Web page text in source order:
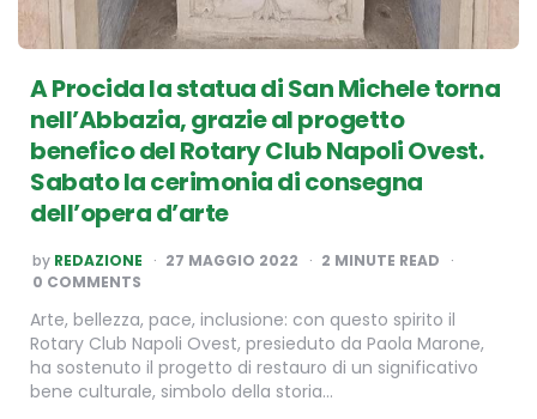
A Procida la statua di San Michele torna
nell’Abbazia, grazie al progetto
benefico del Rotary Club Napoli Ovest.
Sabato la cerimonia di consegna
dell’opera d’arte
POSTED
BY
by REDAZIONE 27 MAGGIO 2022 2 MINUTE READ
0 COMMENTS
Arte, bellezza, pace, inclusione: con questo spirito il
Rotary Club Napoli Ovest, presieduto da Paola Marone,
ha sostenuto il progetto di restauro di un significativo
bene culturale, simbolo della storia…